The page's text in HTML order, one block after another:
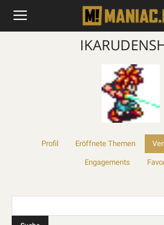
Profil Eröffnete Themen
Engagements